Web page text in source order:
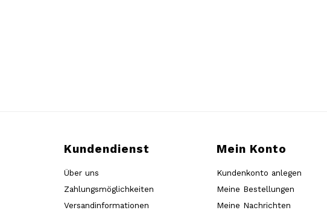
Kundendienst
Über uns
Zahlungsmöglichkeiten
Versandinformationen
Mein Konto
Kundenkonto anlegen
Meine Bestellungen
Meine Nachrichten